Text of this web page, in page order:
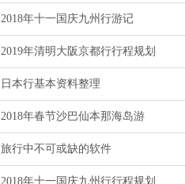
2018年十一国庆九州行游记
2019年清明大阪京都行行程规划
日本行基本资料整理
2018年春节沙巴仙本那海岛游
旅行中不可或缺的软件
2018年十一国庆九州行行程规划